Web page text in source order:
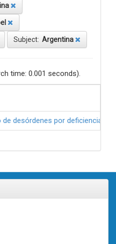
Subject: Argentina
time: 0.001 seconds).
desórdenes por deficiencia